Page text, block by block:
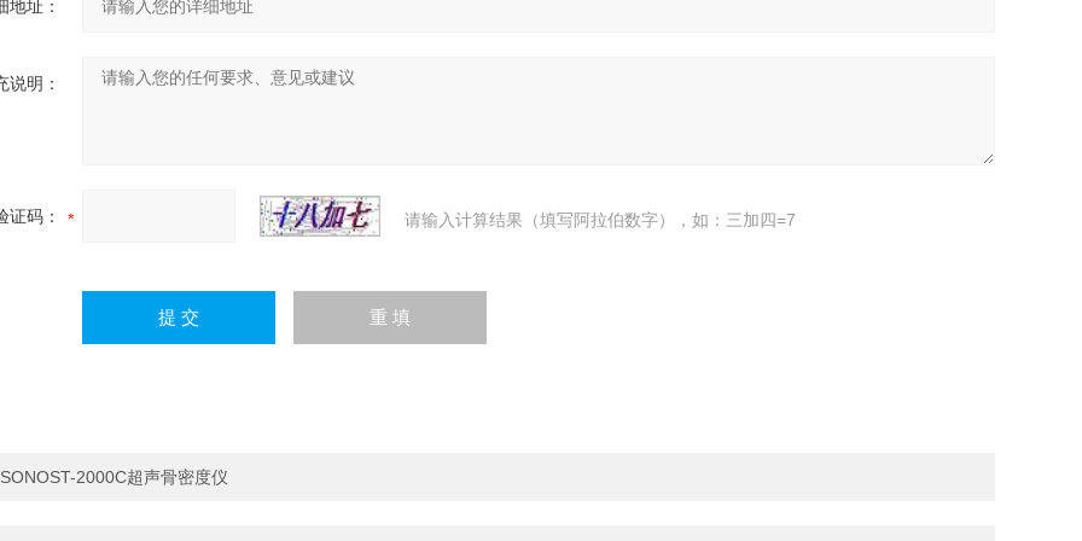
地址：
说明：
证码： 请输入计算结果（填写阿拉伯数字），如：三加四=7
SONOST-2000C超声骨密度仪